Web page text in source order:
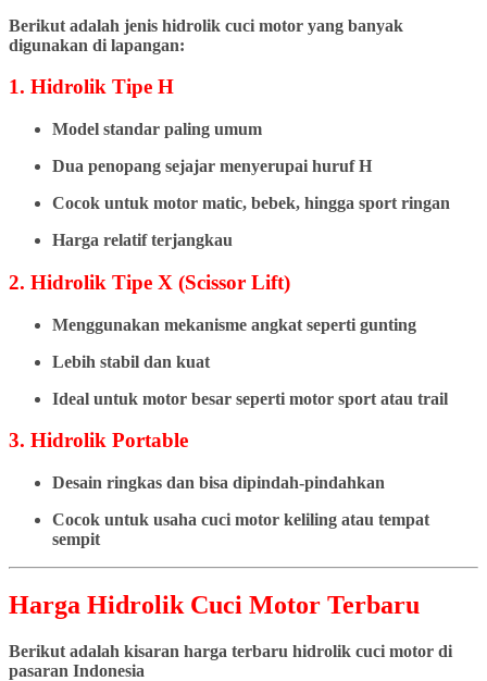
Berikut adalah jenis hidrolik cuci motor yang banyak
digunakan di lapangan:
1. Hidrolik Tipe H
Model standar paling umum
Dua penopang sejajar menyerupai huruf H
Cocok untuk motor matic, bebek, hingga sport ringan
Harga relatif terjangkau
2. Hidrolik Tipe X (Scissor Lift)
Menggunakan mekanisme angkat seperti gunting
Lebih stabil dan kuat
Ideal untuk motor besar seperti motor sport atau trail
3. Hidrolik Portable
Desain ringkas dan bisa dipindah-pindahkan
Cocok untuk usaha cuci motor keliling atau tempat
sempit
Harga Hidrolik Cuci Motor Terbaru
Berikut adalah kisaran harga terbaru hidrolik cuci motor di
pasaran Indonesia